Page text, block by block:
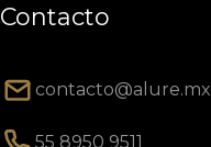
Contacto
contacto@alure.mx
55 8950 9511